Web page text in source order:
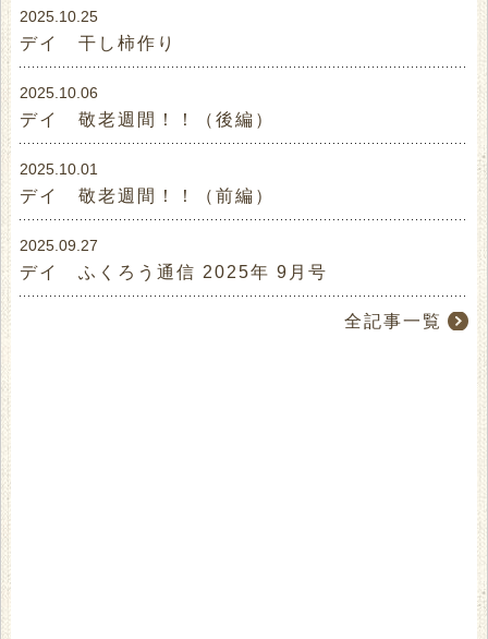
はいっ！今年も笑顔で頑張ります♪
2025.10.25
デイ 干し柿作り
2025.10.06
デイ 敬老週間！！（後編）
2025.10.01
デイ 敬老週間！！（前編）
2025.09.27
デイ ふくろう通信 2025年 9月号
全記事一覧